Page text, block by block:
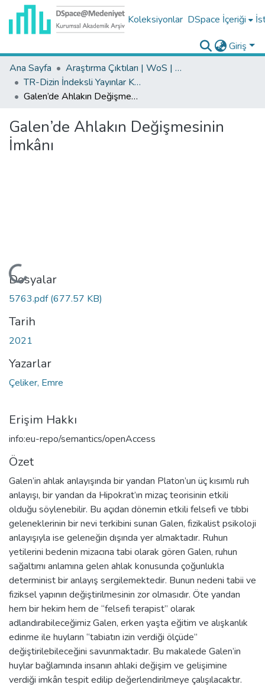
Koleksiyonlar DSpace İçeriği
Giriş
Ana Sayfa
Araştırma Çıktıları | WoS | Scopus | TR-Dizin | PubMed
TR-Dizin İndeksli Yayınlar Koleksiyonu
Galen’de Ahlakın Değişmesinin İmkânı
Galen’de Ahlakın Değişmesinin
İmkânı
Yükleniyor...
Dosyalar
5763.pdf(677.57 KB)
Tarih
2021
Yazarlar
Çeliker, Emre
Erişim Hakkı
info:eu-repo/semantics/openAccess
Özet
Galen’in ahlak anlayışında bir yandan Platon’un üç kısımlı ruh
anlayışı, bir yandan da Hipokrat’ın mizaç teorisinin etkili
olduğu söylenebilir. Bu açıdan dönemin etkili felsefi ve tıbbi
geleneklerinin bir nevi terkibini sunan Galen, fizikalist psikoloji
anlayışıyla ise geleneğin dışında yer almaktadır. Ruhun
yetilerini bedenin mizacına tabi olarak gören Galen, ruhun
sağaltımı anlamına gelen ahlak konusunda çoğunlukla
determinist bir anlayış sergilemektedir. Bunun nedeni tabii ve
fiziksel yapının değiştirilmesinin zor olmasıdır. Öte yandan
hem bir hekim hem de “felsefi terapist” olarak
adlandırabileceğimiz Galen, erken yaşta eğitim ve alışkanlık
edinme ile huyların “tabiatın izin verdiği ölçüde”
değiştirilebileceğini savunmaktadır. Bu makalede Galen’in
huylar bağlamında insanın ahlaki değişim ve gelişimine
verdiği imkân tespit edilip değerlendirilmeye çalışılacaktır.